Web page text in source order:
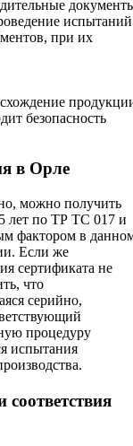
испытаний
при их
безопасность
в Орле
можно получить
лет по ТР ТС 017 и
фактором в
Если же
сертификата не
что
серийно,
процедуру
испытания